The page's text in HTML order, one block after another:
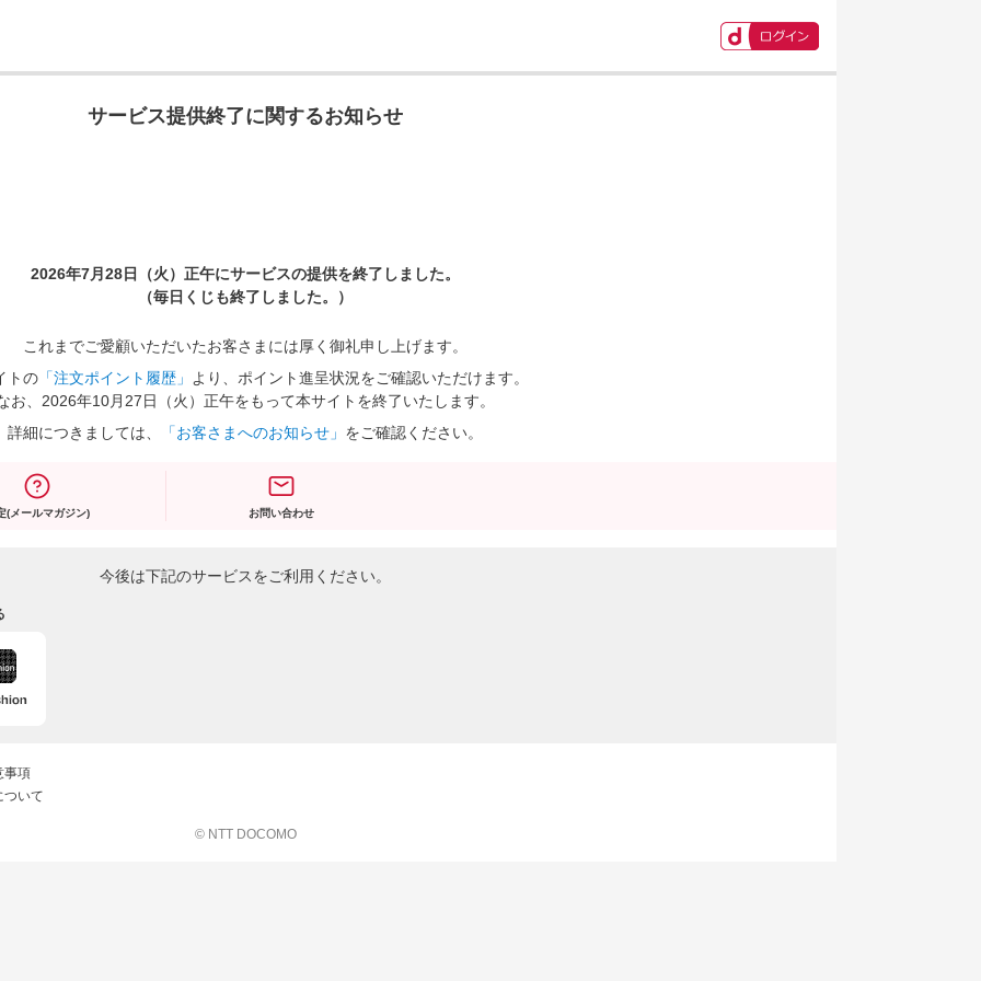
サービス提供終了に関するお知らせ
2026年7月28日（火）正午にサービスの提供を終了しました。
（毎日くじも終了しました。）
これまでご愛顧いただいたお客さまには厚く御礼申し上げます。
トの 「注文ポイント履歴」
より、ポイント進呈状況をご確認いただけます。
お、2026年10月27日（火）正午をもって本サイトを終了いたします。
詳細につきましては、
「お客さまへのお知らせ」 をご確認ください。
(メールマガジン) お問い合わせ
今後は下記のサービスをご利用ください。
事項
ついて
© NTT DOCOMO